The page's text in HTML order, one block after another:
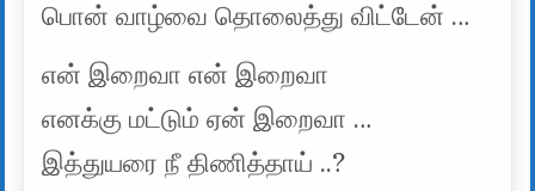
பொன் வாழ்வை தொலைத்து விட்டேன் …
என் இறைவா என் இறைவா
எனக்கு மட்டும் ஏன் இறைவா …
இத்துயரை நீ திணித்தாய் ..?